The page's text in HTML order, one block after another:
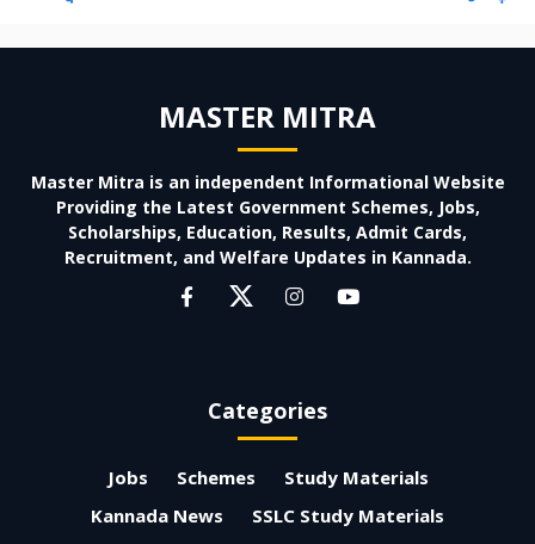
MASTER MITRA
Master Mitra is an independent Informational Website
Providing the Latest Government Schemes, Jobs,
Scholarships, Education, Results, Admit Cards,
Recruitment, and Welfare Updates in Kannada.
Categories
Jobs Schemes
Study Materials
Kannada News
SSLC Study Materials